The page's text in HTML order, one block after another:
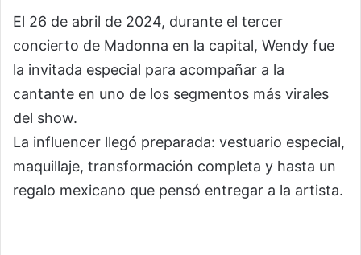
El 26 de abril de 2024, durante el tercer
concierto de Madonna en la capital, Wendy fue
la invitada especial para acompañar a la
cantante en uno de los segmentos más virales
del show.
La influencer llegó preparada: vestuario especial,
maquillaje, transformación completa y hasta un
regalo mexicano que pensó entregar a la artista.